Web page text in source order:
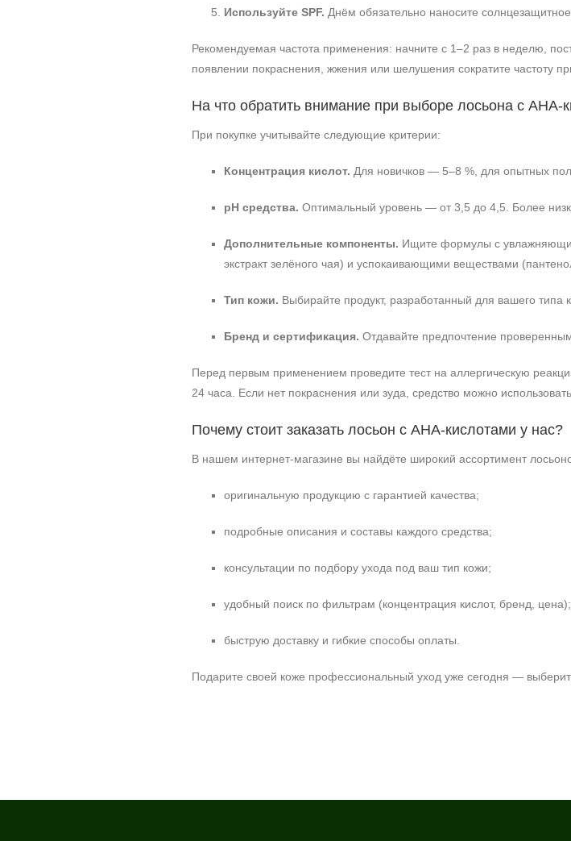
Используйте SPF. Днём обязательно наносите
Рекомендуемая частота применения: начните с 1–2 раз в неделю,
появлении покраснения, жжения или шелушения сократите частоту
На что обратить внимание при выборе лосьона с
При покупке учитывайте следующие критерии:
Концентрация кислот. Для новичков — 5–8 %, для опытных
pH средства. Оптимальный уровень — от 3,5 до 4,5. Более
Дополнительные компоненты. Ищите формулы с
экстракт зелёного чая) и успокаивающими веществами
Тип кожи. Выбирайте продукт, разработанный для вашего типа
Бренд и сертификация. Отдавайте предпочтение
Перед первым применением проведите тест на аллергическую
24 часа. Если нет покраснения или зуда, средство можно
Почему стоит заказать лосьон с AHA‑кислотами у нас?
В нашем интернет‑магазине вы найдёте широкий ассортимент
оригинальную продукцию с гарантией качества;
подробные описания и составы каждого средства;
консультации по подбору ухода под ваш тип кожи;
удобный поиск по фильтрам (концентрация кислот, бренд, цена);
быструю доставку и гибкие способы оплаты.
Подарите своей коже профессиональный уход уже сегодня —